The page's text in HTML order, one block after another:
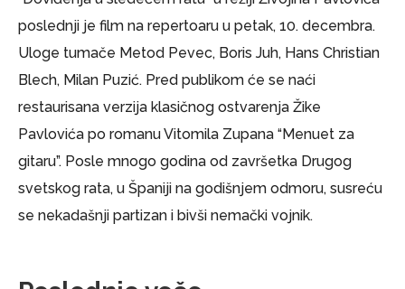
poslednji je film na repertoaru u petak, 10. decembra.
Uloge tumače Metod Pevec, Boris Juh, Hans Christian
Blech, Milan Puzić. Pred publikom će se naći
restaurisana verzija klasičnog ostvarenja Žike
Pavlovića po romanu Vitomila Zupana “Menuet za
gitaru”. Posle mnogo godina od završetka Drugog
svetskog rata, u Španiji na godišnjem odmoru, susreću
se nekadašnji partizan i bivši nemački vojnik.